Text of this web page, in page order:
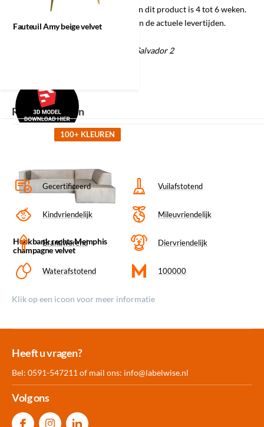
stoffen. De gemiddelde levertijd van dit product is 4 tot 6 weken.
Informeer naar de mogelijkheden en de actuele levertijden.
Materiaal/kleurcode: Champagne Salvador 2
Gecertificeerd Vuilafstotend
Kindvriendelijk Mileuvriendelijk
Brandwerend Diervriendelijk
Waterafstotend 100000
Klik op een icoon voor meer informatie
Fauteuil Amy
Fauteuil Amy beige velvet
Recent bekeken
Hoekbank rechts Memphis
champagne velvet
100+ KLEUREN
Meer dan 30.000
Heeft u vragen?
Bel: 0591-547211 of mail ons: info@labelwise.nl
Volg ons